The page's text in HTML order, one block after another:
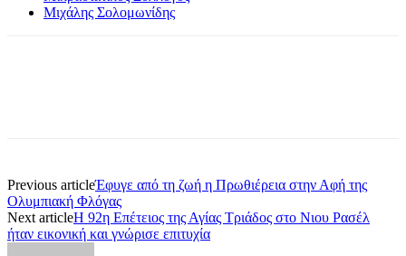
Μιχάλης Σολομωνίδης
Previous articleΈφυγε από τη ζωή η Πρωθιέρεια στην Αφή της
Ολυμπιακή Φλόγας
Next articleΗ 92η Επέτειος της Αγίας Τριάδος στο Νιου Ρασέλ
ήταν εικονική και γνώρισε επιτυχία